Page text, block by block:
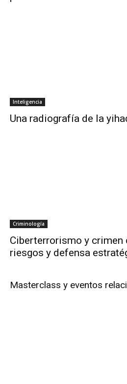
Inteligencia
Una radiografía de la
Criminología
Ciberterrorismo y crimen
riesgos y defensa
Masterclass y eventos